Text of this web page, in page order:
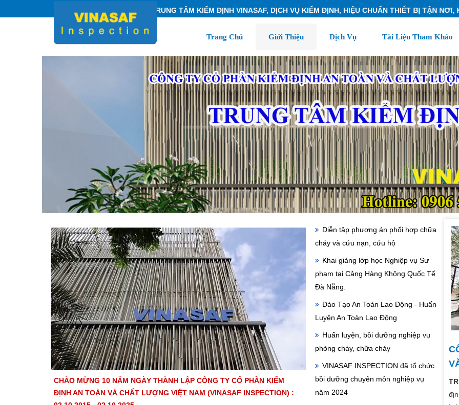
CHÀO MỪNG 10 NĂM NGÀY THÀNH LẬP CÔNG TY CỔ PHẦN KIỂM
ĐỊNH AN TOÀN VÀ CHẤT LƯỢNG VIỆT NAM (VINASAF INSPECTION) :
Diễn tập phương án phối hợp chữa
cháy và cứu nạn, cứu hộ
Khai giảng lớp học Nghiệp vụ Sư
phạm tại Cảng Hàng Không Quốc Tế
Đà Nẵng.
Đào Tạo An Toàn Lao Động - Huấn
Luyện An Toàn Lao Động
Huấn luyện, bồi dưỡng nghiệp vụ
phòng cháy, chữa cháy
VINASAF INSPECTION đã tổ chức
bồi dưỡng chuyên môn nghiệp vụ
năm 2024
TRUNG TÂM KIỂM ĐỊNH VINASAF, DỊCH VỤ KIỂM ĐỊNH, HIỆU CHUẨN THIẾT BỊ TẬN NƠI, KỊP
Trang Chủ Giới Thiệu Dịch Vụ Tài Liệu Tham Khảo